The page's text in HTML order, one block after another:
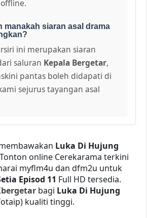
manakah siaran asal drama
ini merupakan siaran
saluran Kepala Bergetar,
pantas boleh didapati di
sejurus tayangan asal
Luka Di Hujung
online Cerekarama terkini
myflm4u dan dfm2u untuk
Episod 11 Full HD tersedia.
bagi Luka Di Hujung
kualiti tinggi.